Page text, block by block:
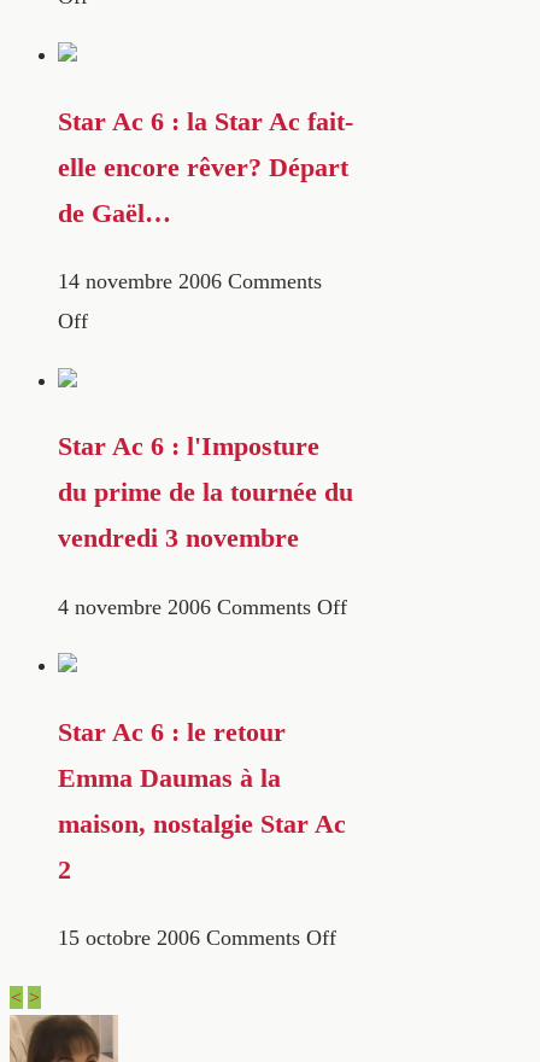
Star Ac 6 : la Star Ac fait-
elle encore rêver? Départ
de Gaël…
14 novembre 2006 Comments
Off
Star Ac 6 : l'Imposture
du prime de la tournée du
vendredi 3 novembre
4 novembre 2006 Comments Off
Star Ac 6 : le retour
Emma Daumas à la
maison, nostalgie Star Ac
2
15 octobre 2006 Comments Off
< >